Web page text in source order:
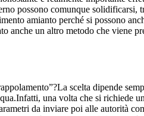
possono comunque solidificarsi,
amianto perché si possono
anche un altro metodo che viene
scelta dipende
una volta che si richiede
da inviare poi alle autorità